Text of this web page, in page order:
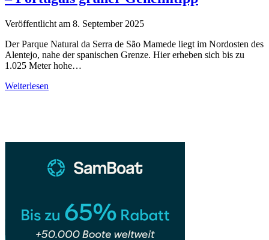
Veröffentlicht am 8. September 2025
Der Parque Natural da Serra de São Mamede liegt im Nordosten des
Alentejo, nahe der spanischen Grenze. Hier erheben sich bis zu
1.025 Meter hohe…
Weiterlesen
–
Portugals